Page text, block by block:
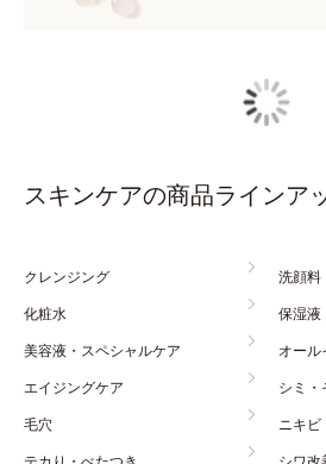
スキンケアの商品ラインア
クレンジング
洗顔料
化粧水
保湿液
美容液・スペシャルケア
オール
エイジングケア
シミ・
毛穴
ニキビ